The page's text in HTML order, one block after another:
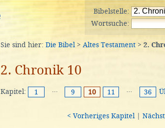
Bibelstelle:
Wortsuche:
Sie sind hier: Die Bibel> Altes Testament>2.
2. Chronik 10
Kapitel: 1 ··· 9 10 11 ··· 36
< Vorheriges Kapitel